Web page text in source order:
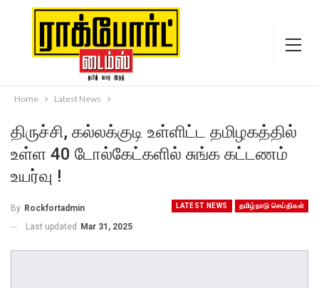
Home Latest News
திருச்சி, கல்லக்குடி உள்ளிட்ட தமிழகத்தில்
உள்ள 40 டோல்கேட்களில் சுங்க கட்டணம்
உயர்வு !
LATEST NEWS தமிழ்நாடு செய்திகள்
By Rockfortadmin
Last updated Mar 31, 2025